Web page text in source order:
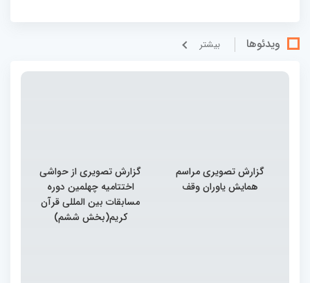
ویدئوها بيشتر
گزارش تصویری مراسم
همایش یاوران وقف
گزارش تصویری از حواشی
اختتامیه چهلمین دوره
مسابقات بین المللی قرآن
کریم(بخش ششم)